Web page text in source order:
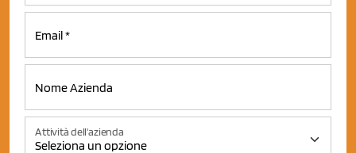
Attività dell'azienda